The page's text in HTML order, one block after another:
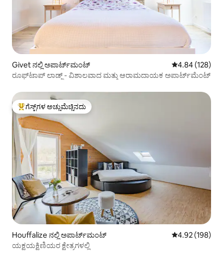
Givet ನಲ್ಲಿ ಅಪಾರ್ಟ್‌ಮಂಟ್ 5 ರಲ್ಲಿ 4.84
4.84 (128)
ರೂಫ್‌ಟಾಪ್ ಲಾಡ್ಜ್ - ವಿಶಾಲವಾದ ಮತ್ತು ಆರಾಮದಾಯಕ ಅಪಾರ್ಟ್‌ಮೆಂಟ್
ಗೆಸ್ಟ್‌ಗಳಿಗೆ ಅತಿ ಹೆಚ್ಚು ಅಚ್ಚುಮೆಚ್ಚಿನದು
ಗೆಸ್ಟ್‌ಗಳ ಅಚ್ಚುಮೆಚ್ಚಿನದು
Houffalize ನಲ್ಲಿ ಅಪಾರ್ಟ್‌ಮಂಟ್ 5 ರಲ್ಲಿ 4.92
4.92 (198)
ಯಕ್ಷಯಕ್ಷಿಣಿಯರ ಕ್ಷೇತ್ರಗಳಲ್ಲಿ